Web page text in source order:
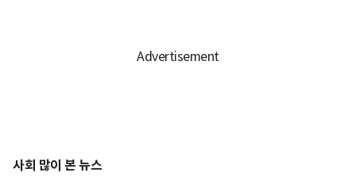
사회 많이 본 뉴스